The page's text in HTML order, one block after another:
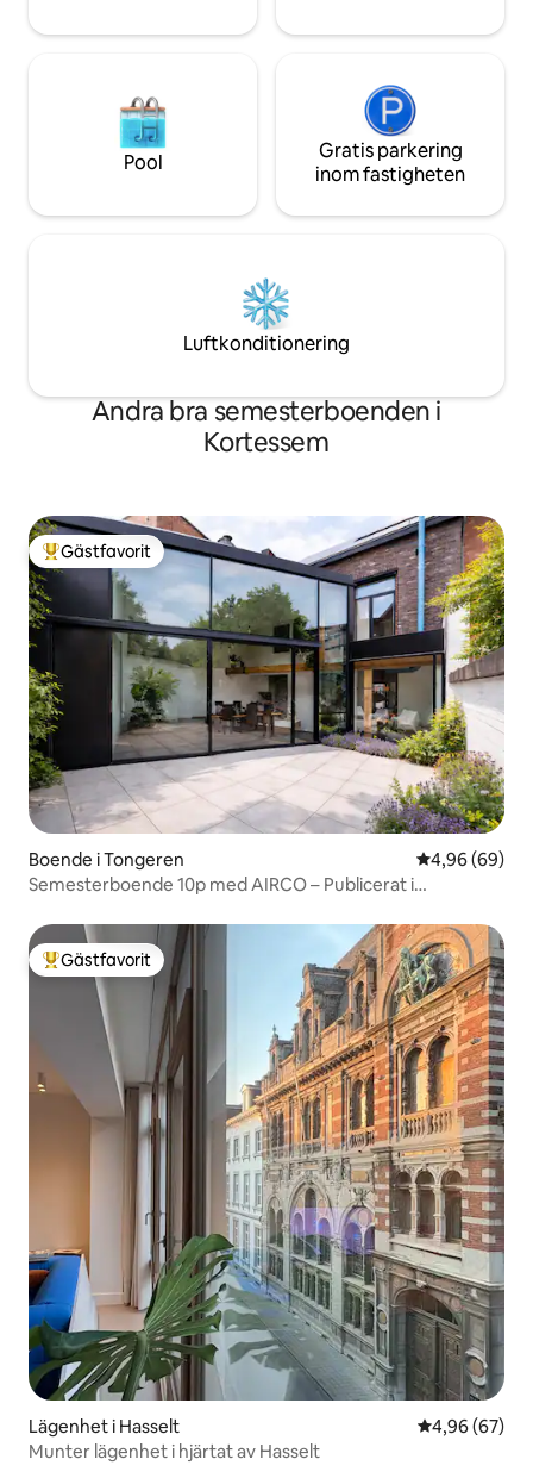
Pool
Gratis parkering
inom fastigheten
Luftkonditionering
Andra bra semesterboenden i
Kortessem
Populär gästfavorit
Gästfavorit
Boende i Tongeren 4,96 av 5 i
4,96 (69)
Semesterboende 10p med AIRCO – Publicerat i
Populär gästfavorit
Gästfavorit
Lägenhet i Hasselt 4,96 av 5 i
4,96 (67)
Munter lägenhet i hjärtat av Hasselt